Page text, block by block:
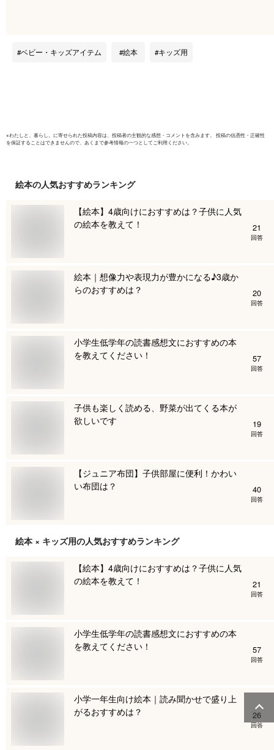
ベビー・キッズアイテム 絵本 キッズ用
※わたしと、暮らし。 に寄せられた投稿内容は、投稿者の主観的な感想・コメントを含みます。 投稿の信憑性・正確性
を保証することはできませんので、あくまで参考情報の一つとしてご利用ください。
絵本の人気おすすめランキング
【絵本】4歳向けにおすすめは？子供に人気
の絵本を教えて！
21
回答
絵本｜想像力や表現力が豊かになる♪3歳か
らのおすすめは？
20
回答
小学生低学年の読書感想文におすすめの本
を教えてください！
57
回答
子供も楽しく読める、野菜が出てくる本が
欲しいです
19
回答
【ジュニア布団】子供部屋に便利！かわい
い布団は？
40
回答
絵本 × キッズ用の人気おすすめランキング
【絵本】4歳向けにおすすめは？子供に人気
の絵本を教えて！
21
回答
小学生低学年の読書感想文におすすめの本
を教えてください！
57
回答
小学一年生向け絵本｜読み聞かせで盛り上
がるおすすめは？
26
回答